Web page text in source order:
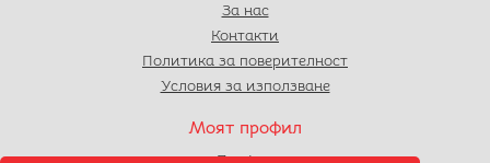
За нас
Контакти
Политика за поверителност
Условия за използване
Моят профил